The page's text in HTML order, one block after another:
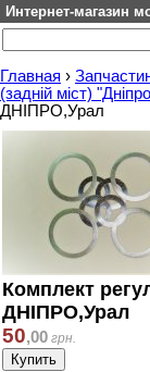
Интернет-магазин
Главная ›
(задній міст)
ДНІПРО,Урал
Комплект
ДНІПРО,Урал
50,00 грн.